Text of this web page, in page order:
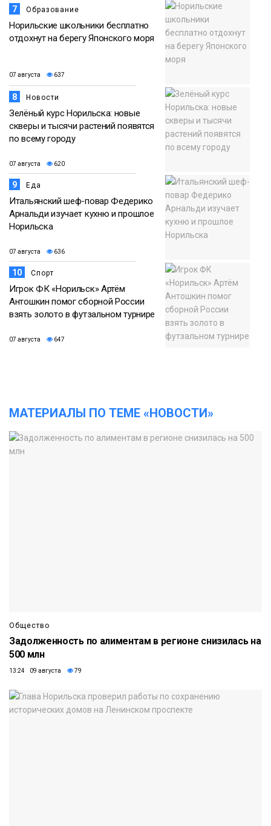
7 Образование
Норильские школьники бесплатно
отдохнут на берегу Японского моря
07 августа 637
8 Новости
Зелёный курс Норильска: новые
скверы и тысячи растений появятся
по всему городу
07 августа 620
9 Еда
Итальянский шеф-повар Федерико
Арнальди изучает кухню и прошлое
Норильска
07 августа 636
10 Спорт
Игрок ФК «Норильск» Артём
Антошкин помог сборной России
взять золото в футзальном турнире
07 августа 647
МАТЕРИАЛЫ ПО ТЕМЕ «НОВОСТИ»
Общество
Задолженность по алиментам в регионе снизилась на
500 млн
13:24 09 августа 79